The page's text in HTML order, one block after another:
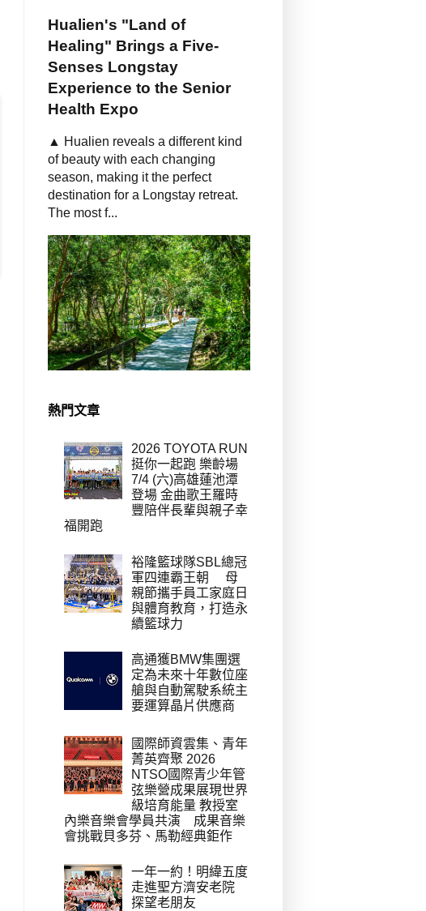
Hualien's "Land of
Healing" Brings a Five-
Senses Longstay
Experience to the Senior
Health Expo
▲ Hualien reveals a different kind
of beauty with each changing
season, making it the perfect
destination for a Longstay retreat.
The most f...
熱門文章
2026 TOYOTA RUN
挺你一起跑 樂齡場
7/4 (六)高雄蓮池潭
登場 金曲歌王羅時
豐陪伴長輩與親子幸
福開跑
裕隆籃球隊SBL總冠
軍四連霸王朝 母
親節攜手員工家庭日
與體育教育，打造永
續籃球力
高通獲BMW集團選
定為未來十年數位座
艙與自動駕駛系統主
要運算晶片供應商
國際師資雲集、青年
菁英齊聚 2026
NTSO國際青少年管
弦樂營成果展現世界
級培育能量 教授室
內樂音樂會學員共演 成果音樂
會挑戰貝多芬、馬勒經典鉅作
一年一約！明緯五度
走進聖方濟安老院
探望老朋友